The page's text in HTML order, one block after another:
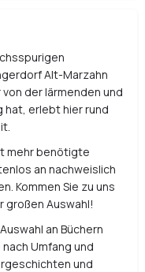
Alt-Marzahn
der lärmenden und
erlebt hier rund
mehr benötigte
an nachweislich
Kommen Sie zu uns
großen Auswahl!
an Büchern
Umfang und
und